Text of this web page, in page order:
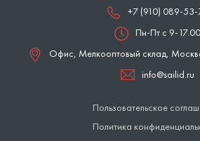
+7 (910) 089-53-
Пн-Пт с 9-17.00
Офис, Мелкооптовый склад,
info@sailid.ru
Пользовательское
Политика